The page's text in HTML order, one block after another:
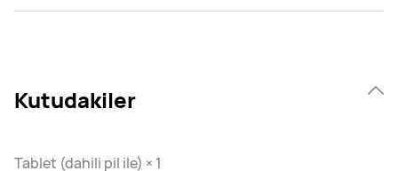
Kutudakiler
Tablet (dahili pil ile) × 1